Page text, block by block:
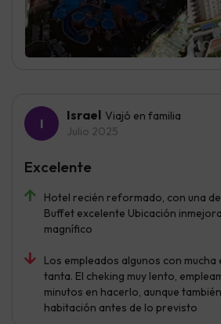
Israel Viajó en familia
Julio 2025
Hotel recién reformado, con una
Buffet excelente Ubicación
magnífico
Los empleados algunos con
tanta. El cheking muy lento,
minutos en hacerlo, aunque
habitación antes de lo previsto
Excelente